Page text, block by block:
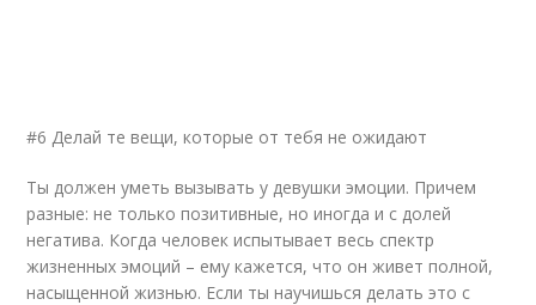
#6 Делай те вещи, которые от тебя не ожидают
Ты должен уметь вызывать у девушки эмоции. Причем
разные: не только позитивные, но иногда и с долей
негатива. Когда человек испытывает весь спектр
жизненных эмоций – ему кажется, что он живет полной,
насыщенной жизнью. Если ты научишься делать это с